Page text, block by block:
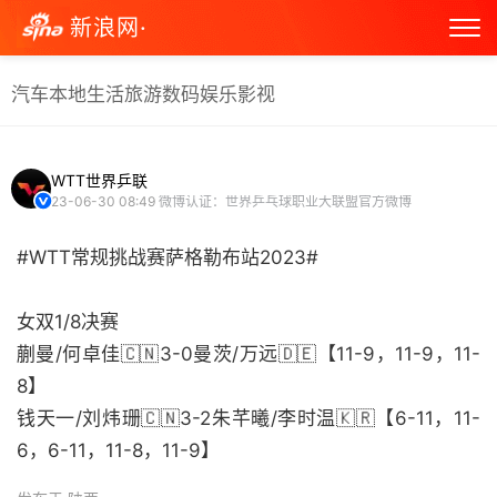
新浪网·
汽车本地生活旅游数码娱乐影视
WTT世界乒联
23-06-30 08:49 微博认证：世界乒乓球职业大联盟官方微博
#WTT常规挑战赛萨格勒布站2023#
女双1/8决赛
蒯曼/何卓佳🇨🇳3-0曼茨/万远🇩🇪【11-9，11-9，11-
8】
钱天一/刘炜珊🇨🇳3-2朱芊曦/李时温🇰🇷【6-11，11-
6，6-11，11-8，11-9】 ​